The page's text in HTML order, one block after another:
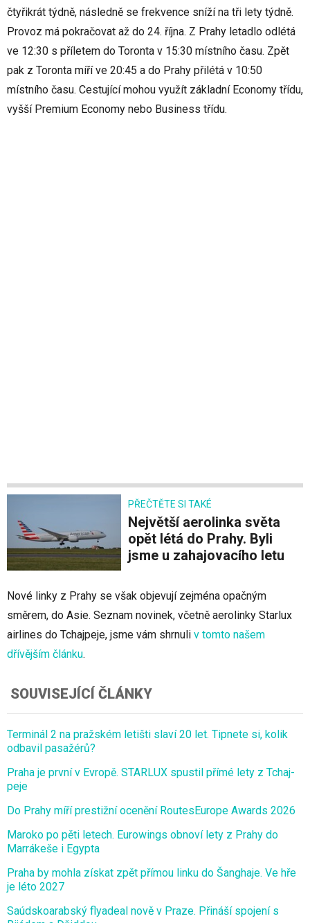
čtyřikrát týdně, následně se frekvence sníží na tři lety týdně.
Provoz má pokračovat až do 24. října. Z Prahy letadlo odlétá
ve 12:30 s příletem do Toronta v 15:30 místního času. Zpět
pak z Toronta míří ve 20:45 a do Prahy přilétá v 10:50
místního času. Cestující mohou využít základní Economy třídu,
vyšší Premium Economy nebo Business třídu.
PŘEČTĚTE SI TAKÉ
Největší aerolinka světa
opět létá do Prahy. Byli
jsme u zahajovacího letu
Nové linky z Prahy se však objevují zejména opačným
směrem, do Asie. Seznam novinek, včetně aerolinky Starlux
airlines do Tchajpeje, jsme vám shrnuli v tomto našem
dřívějším článku.
SOUVISEJÍCÍ ČLÁNKY
Terminál 2 na pražském letišti slaví 20 let. Tipnete si, kolik
odbavil pasažérů?
Praha je první v Evropě. STARLUX spustil přímé lety z Tchaj-
peje
Do Prahy míří prestižní ocenění RoutesEurope Awards 2026
Maroko po pěti letech. Eurowings obnoví lety z Prahy do
Marrákeše i Egypta
Praha by mohla získat zpět přímou linku do Šanghaje. Ve hře
je léto 2027
Saúdskoarabský flyadeal nově v Praze. Přináší spojení s